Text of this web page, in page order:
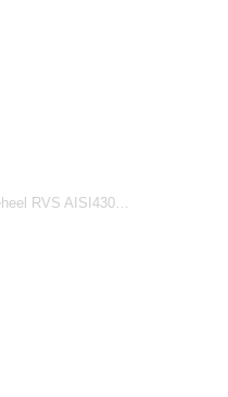
RVS AISI430…